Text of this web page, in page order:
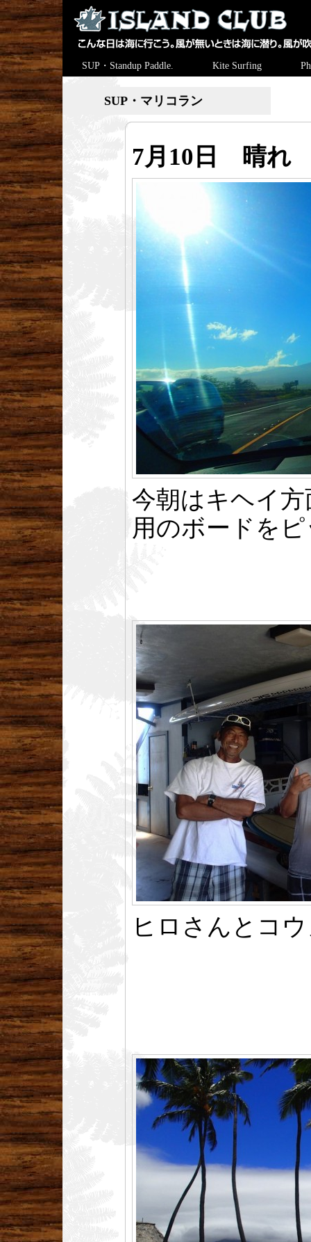
SUP・Standup Paddle. Kite Surfing
SUP・マリコラン
7月10日 晴れ
今朝はキヘイ
用のボードを
ヒロさんとコ